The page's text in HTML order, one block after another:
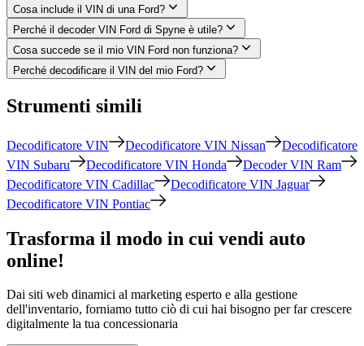
Cosa include il VIN di una Ford?
Perché il decoder VIN Ford di Spyne è utile?
Cosa succede se il mio VIN Ford non funziona?
Perché decodificare il VIN del mio Ford?
Strumenti simili
Decodificatore VIN Decodificatore VIN Nissan
Decodificatore
VIN Subaru
Decodificatore VIN Honda
Decoder VIN Ram
Decodificatore VIN Cadillac
Decodificatore VIN Jaguar
Decodificatore VIN Pontiac
Trasforma il modo in cui vendi auto
online!
Dai siti web dinamici al marketing esperto e alla gestione
dell'inventario, forniamo tutto ciò di cui hai bisogno per far crescere
digitalmente la tua concessionaria